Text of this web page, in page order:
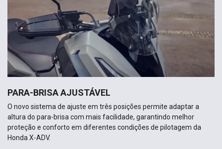
PARA-BRISA AJUSTÁVEL
O novo sistema de ajuste em três posições permite adaptar a
altura do para-brisa com mais facilidade, garantindo melhor
proteção e conforto em diferentes condições de pilotagem da
Honda X-ADV.